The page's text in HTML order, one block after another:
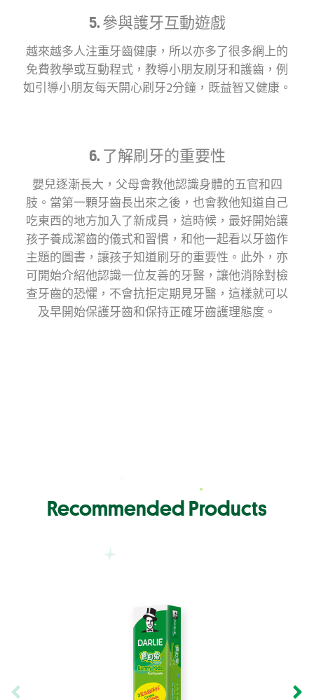
5. 參與護牙互動遊戲
越來越多人注重牙齒健康，所以亦多了很多網上的
免費教學或互動程式，教導小朋友刷牙和護齒，例
如引導小朋友每天開心刷牙2分鐘，既益智又健康。
6. 了解刷牙的重要性
嬰兒逐漸長大，父母會教他認識身體的五官和四
肢。當第一顆牙齒長出來之後，也會教他知道自己
吃東西的地方加入了新成員，這時候，最好開始讓
孩子養成潔齒的儀式和習慣，和他一起看以牙齒作
主題的圖書，讓孩子知道刷牙的重要性。此外，亦
可開始介紹他認識一位友善的牙醫，讓他消除對檢
查牙齒的恐懼，不會抗拒定期見牙醫，這樣就可以
及早開始保護牙齒和保持正確牙齒護理態度。
Recommended Products